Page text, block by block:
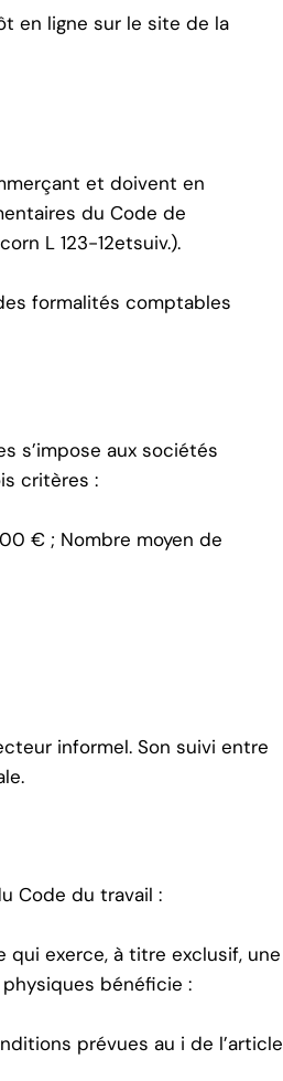
en ligne sur le site de la
et doivent en
du Code de
L 123-12etsuiv.).
formalités comptables
s’impose aux sociétés
critères :
€ ; Nombre moyen de
informel. Son suivi entre
Code du travail :
qui exerce, à titre exclusif, une
bénéficie :
prévues au i de l’article